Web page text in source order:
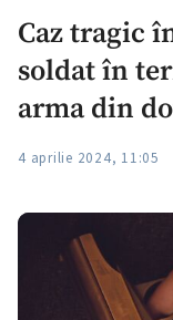
Caz tragic
soldat în
arma din
4 aprilie 2024, 11:05